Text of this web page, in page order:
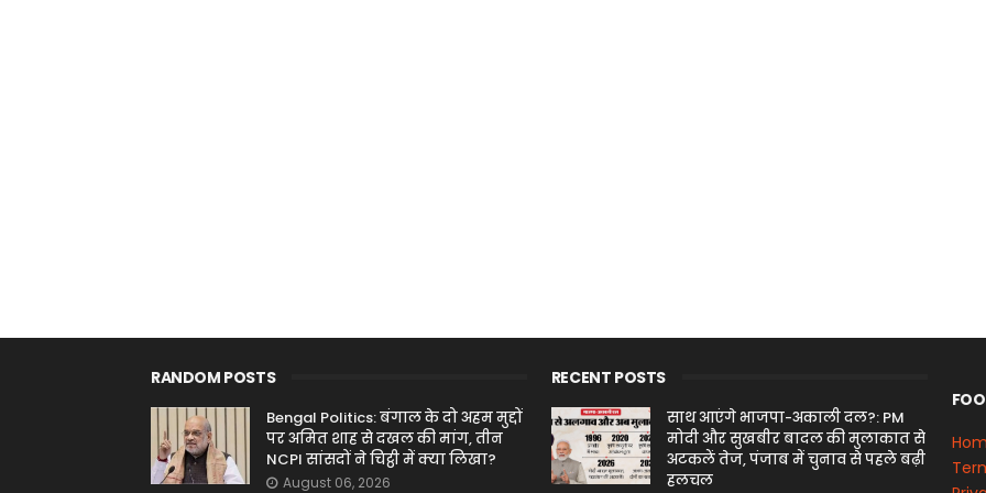
RANDOM POSTS
Bengal Politics: बंगाल के दो अहम मुद्दों
पर अमित शाह से दखल की मांग, तीन
NCPI सांसदों ने चिट्ठी में क्या लिखा?
August 06, 2026
RECENT POSTS
साथ आएंगे भाजपा-अकाली दल?: PM
मोदी और सुखबीर बादल की मुलाकात से
अटकलें तेज, पंजाब में चुनाव से पहले बढ़ी
हलचल